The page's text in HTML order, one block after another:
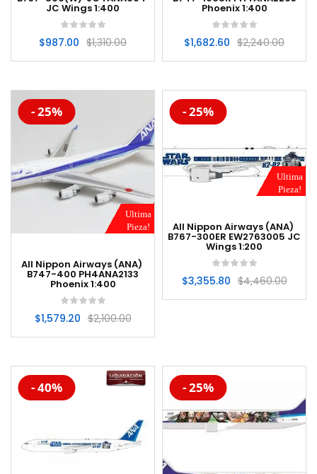
JC Wings 1:400
$1,310.00
$987.00
Phoenix 1:400
$2,240.00
$1,682.60
-20%
Ultima
Pieza!
- 25%
All Nippon Airways (ANA)
B747-400 PH4ANA2133
Phoenix 1:400
$2,100.00
$1,579.20
-20%
Ultima
Pieza!
- 25%
All Nippon Airways (ANA)
B767-300ER EW2763005 JC
Wings 1:200
$4,460.00
$3,355.80
-20%
- 40% -20%
- 25%